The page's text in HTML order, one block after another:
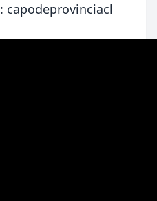
: capodeprovinciacl